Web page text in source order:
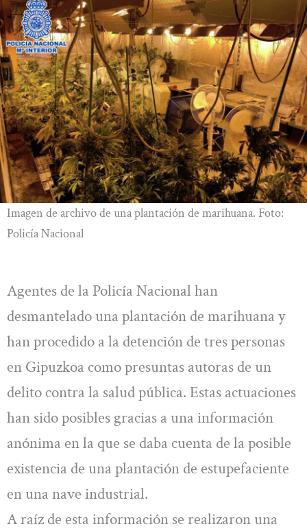
Imagen de archivo de una plantación de marihuana. Foto:
Policía Nacional
Agentes de la Policía Nacional han
desmantelado una plantación de marihuana y
han procedido a la detención de tres personas
en Gipuzkoa como presuntas autoras de un
delito contra la salud pública. Estas actuaciones
han sido posibles gracias a una información
anónima en la que se daba cuenta de la posible
existencia de una plantación de estupefaciente
en una nave industrial.
A raíz de esta información se realizaron una